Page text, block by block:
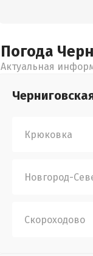
Погода
Актуальная
Крюковка
Новгород-
Скороходово